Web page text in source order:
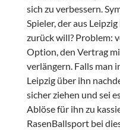
sich zu verbessern.
Spieler, der aus
zurück will? Problem:
Option, den Vertrag
verlängern. Falls man
Leipzig über ihn
sicher ziehen und sei
Ablöse für ihn zu
RasenBallsport bei